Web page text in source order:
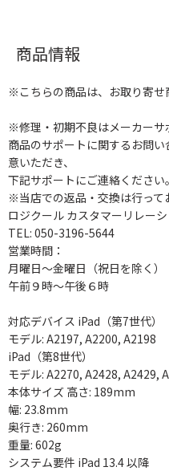
商品情報
※こちらの商品は、お取り寄せ
※修理・初期不良はメーカーサ
商品のサポートに関するお問
意いただき、
下記サポートにご連絡ください。
※当店での返品・交換は行って
ロジクール カスタマーリレー
TEL: 050-3196-5644
営業時間：
月曜日～金曜日（祝日を除く）
午前９時～午後６時
対応デバイス iPad（第7世代）
モデル: A2197, A2200, A2198
iPad（第8世代）
モデル: A2270, A2428, A2429,
本体サイズ 高さ: 189mm
幅: 23.8mm
奥行き: 260mm
重量: 602g
システム要件 iPad 13.4 以降